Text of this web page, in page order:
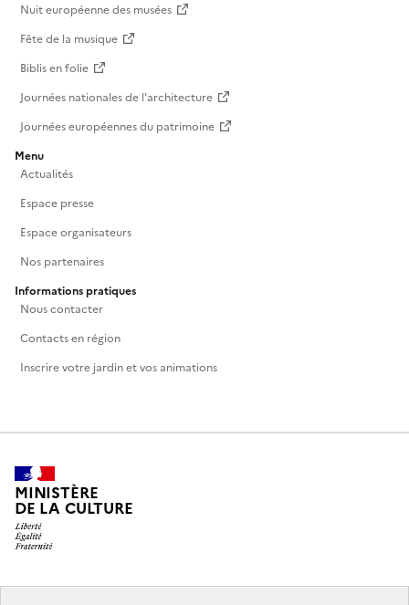
Nuit européenne des musées
Fête de la musique
Biblis en folie
Journées nationales de l'architecture
Journées européennes du patrimoine
Menu
Actualités
Espace presse
Espace organisateurs
Nos partenaires
Informations pratiques
Nous contacter
Contacts en région
Inscrire votre jardin et vos animations
MINISTÈRE
DE LA CULTURE